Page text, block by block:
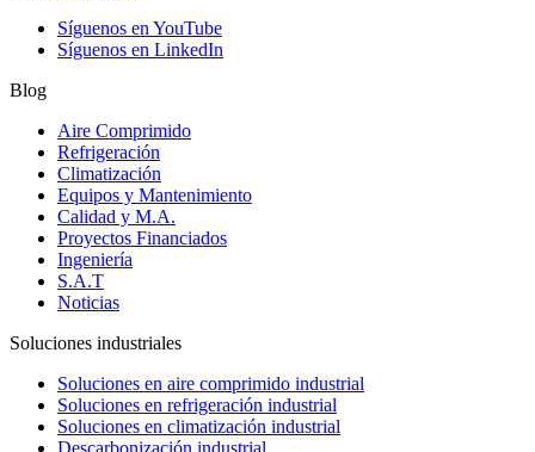
Síguenos en YouTube
Síguenos en LinkedIn
Blog
Aire Comprimido
Refrigeración
Climatización
Equipos y Mantenimiento
Calidad y M.A.
Proyectos Financiados
Ingeniería
S.A.T
Noticias
Soluciones industriales
Soluciones en aire comprimido industrial
Soluciones en refrigeración industrial
Soluciones en climatización industrial